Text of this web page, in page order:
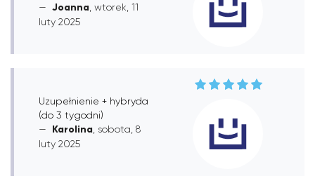
Joanna , wtorek, 11
luty 2025
Uzupełnienie + hybryda
(do 3 tygodni)
Karolina , sobota, 8
luty 2025